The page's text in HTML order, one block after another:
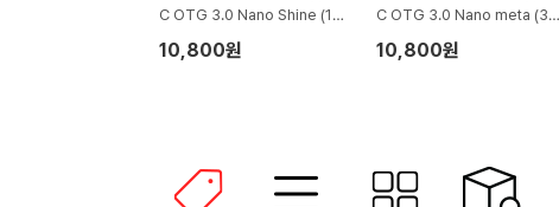
C OTG 3.0 Nano Shine (16
G~256G)
10,800원
C OTG 3.0 Nano meta (32
G~256G)
10,800원